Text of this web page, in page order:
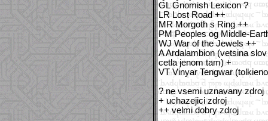
GL Gnomish Lexicon ?
LR Lost Road ++
MR Morgoth s Ring ++
PM Peoples og Middle-
WJ War of the Jewels ++
A Ardalambion (vetsina
cetla jenom tam) +
VT Vinyar Tengwar
? ne vsemi uznavany zdroj
+ uchazejici zdroj
++ velmi dobry zdroj